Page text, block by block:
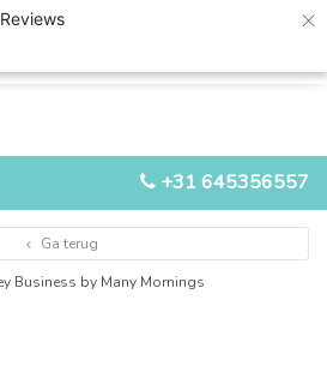
Reviews ×
+31 645356557
Ga terug
Business by Many Mornings